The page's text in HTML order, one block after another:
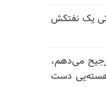
یک نفتکش
می‌دهم،
هسته‌یی دست